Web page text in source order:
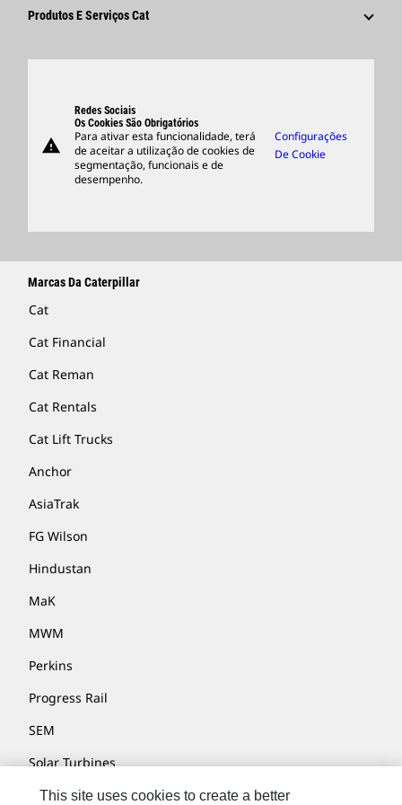
Inovação
Fornecedores
Produtos E Serviços Cat
Suporte
Merchandise
Encontrar Um Revendedor
warning
Redes Sociais
Os Cookies São Obrigatórios
Para ativar esta funcionalidade, terá
de aceitar a utilização de cookies de
segmentação, funcionais e de
desempenho.
Configurações
De Cookie
Marcas Da Caterpillar
Cat
Cat Financial
Cat Reman
Cat Rentals
Cat Lift Trucks
Anchor
AsiaTrak
FG Wilson
Hindustan
MaK
MWM
Perkins
Progress Rail
SEM
Solar Turbines
SPM Oil & Gas
This site uses cookies to create a better